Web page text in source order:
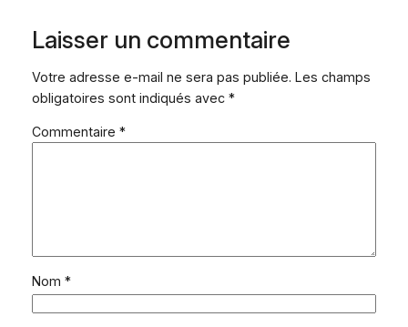
Laisser un commentaire
Votre adresse e-mail ne sera pas publiée. Les champs
obligatoires sont indiqués avec *
Commentaire *
Nom *